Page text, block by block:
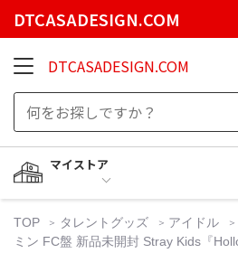
DTCASADESIGN.COM
DTCASADESIGN.COM
マイストア
TOP タレントグッズ アイドル
ミン FC盤 新品未開封 Stray Kids『